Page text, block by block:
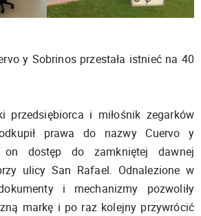
y Sobrinos przestała istnieć na 40
przedsiębiorca i miłośnik zegarków
prawa do nazwy Cuervo y
on dostęp do zamkniętej dawnej
ulicy San Rafael. Odnalezione w
i mechanizmy pozwoliły
markę i po raz kolejny przywrócić